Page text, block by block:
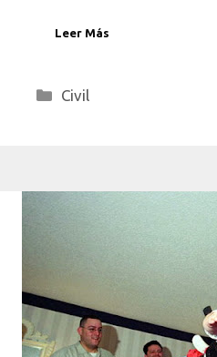
Leer Más
Categorías
Civil